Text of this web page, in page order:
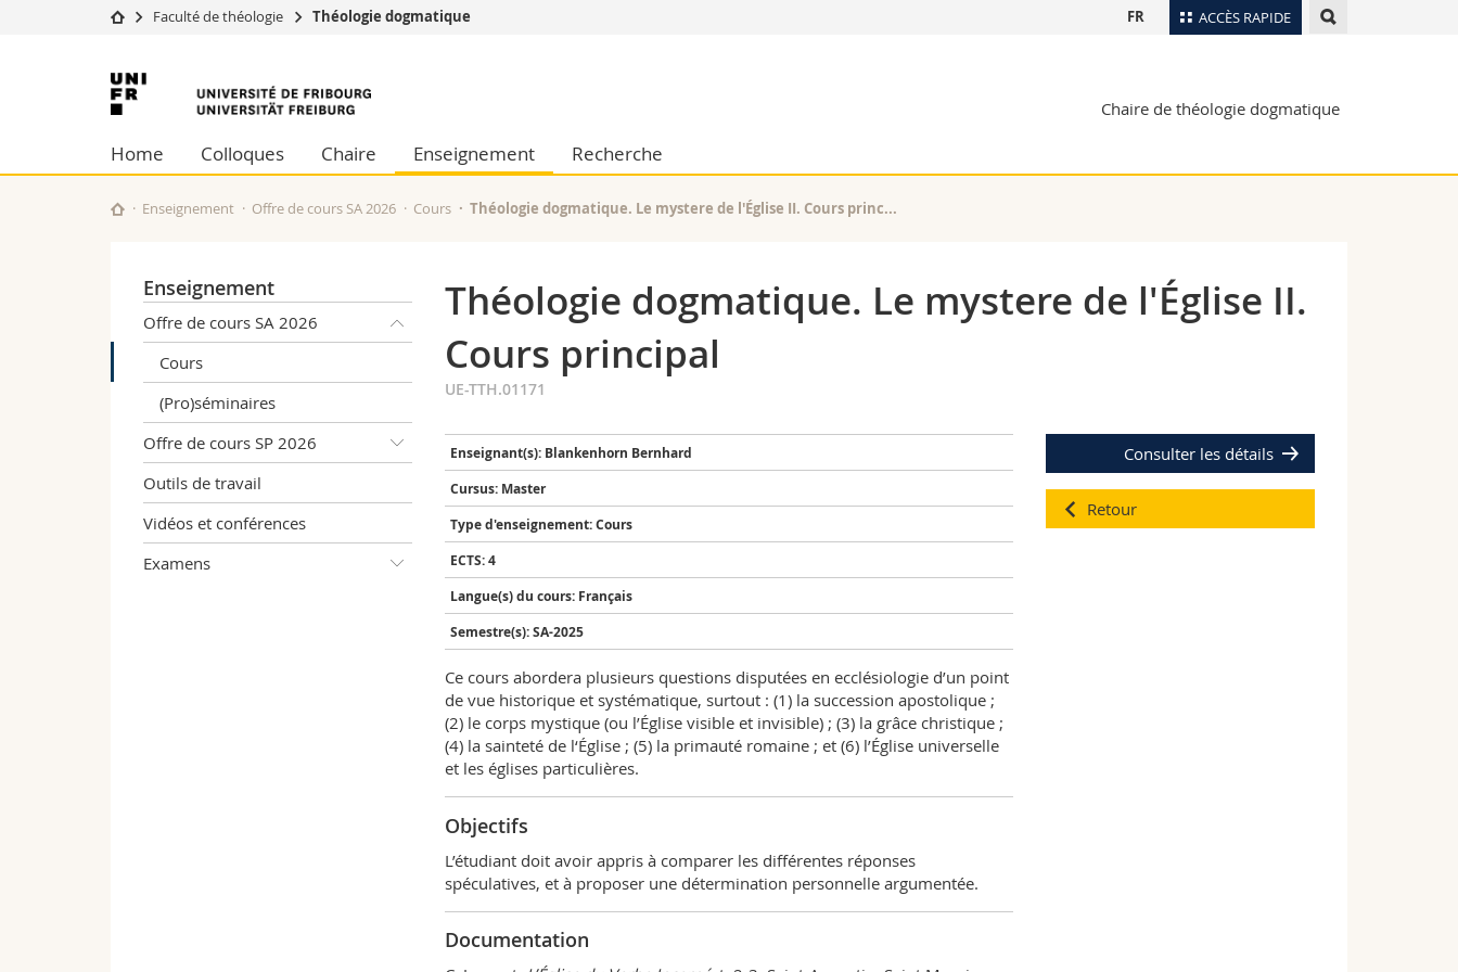
ACCÈS RAPIDE
Université
Recherche
Université
Formation continue
Sciences économiques et sociales et management
Lettres et sciences humaines
Sciences de l'éducation et de la formation
Sciences et médecine
Chercheurs
Collaborateurs
Plan d'accès
Webmail
FR
Faculté de théologie Théologie dogmatique
Université
de
Fribourg
Chaire de théologie dogmatique
Home Colloques Chaire Enseignement Recherche
Enseignement Offre de cours SA 2026 Cours Théologie dogmatique. Le mystere de l'Église II. Cours princ...
Enseignement
Offre de cours SA 2026
Cours
(Pro)séminaires
Offre de cours SP 2026
Outils de travail
Vidéos et conférences
Examens
Théologie dogmatique. Le mystere de l'Église II.
Cours principal
UE-TTH.01171
Consulter les détails
Retour
Enseignant(s): Blankenhorn Bernhard
Cursus: Master
Type d'enseignement: Cours
ECTS: 4
Langue(s) du cours: Français
Semestre(s): SA-2025
Ce cours abordera plusieurs questions disputées en ecclésiologie d’un point
de vue historique et systématique, surtout : (1) la succession apostolique ;
(2) le corps mystique (ou l’Église visible et invisible) ; (3) la grâce christique ;
(4) la sainteté de l‘Église ; (5) la primauté romaine ; et (6) l’Église universelle
et les églises particulières.
Objectifs
L’étudiant doit avoir appris à comparer les différentes réponses
spéculatives, et à proposer une détermination personnelle argumentée.
Documentation